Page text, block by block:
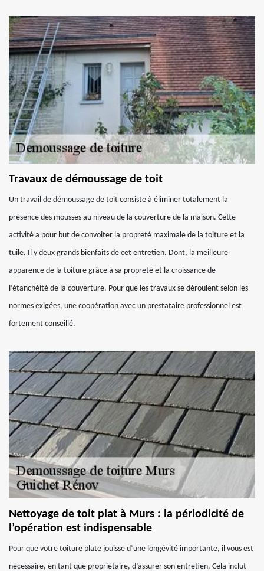
Travaux de démoussage de toit
Un travail de démoussage de toit consiste à éliminer totalement la
présence des mousses au niveau de la couverture de la maison. Cette
activité a pour but de convoiter la propreté maximale de la toiture et la
tuile. Il y deux grands bienfaits de cet entretien. Dont, la meilleure
apparence de la toiture grâce à sa propreté et la croissance de
l’étanchéité de la couverture. Pour que les travaux se déroulent selon les
normes exigées, une coopération avec un prestataire professionnel est
fortement conseillé.
Nettoyage de toit plat à Murs : la périodicité de
l’opération est indispensable
Pour que votre toiture plate jouisse d’une longévité importante, il vous est
nécessaire, en tant que propriétaire, d’assurer son entretien. Cela inclut